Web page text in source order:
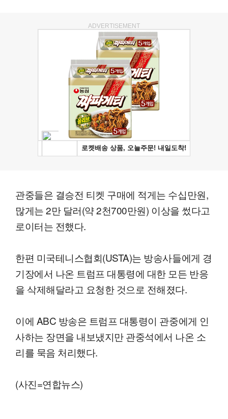
ADVERTISEMENT
관중들은 결승전 티켓 구매에 적게는 수십만원,
많게는 2만 달러(약 2천700만원) 이상을 썼다고
로이터는 전했다.
한편 미국테니스협회(USTA)는 방송사들에게 경
기장에서 나온 트럼프 대통령에 대한 모든 반응
을 삭제해달라고 요청한 것으로 전해졌다.
이에 ABC 방송은 트럼프 대통령이 관중에게 인
사하는 장면을 내보냈지만 관중석에서 나온 소
리를 묵음 처리했다.
(사진=연합뉴스)